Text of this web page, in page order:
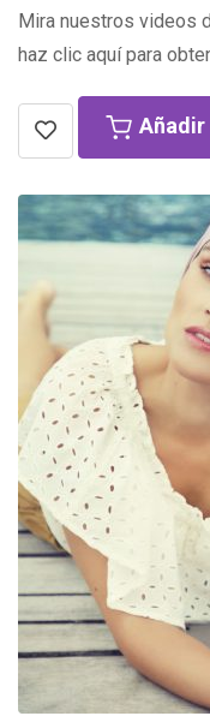
Mira nuestros videos
haz clic aquí para